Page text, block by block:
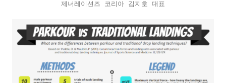
제너레이션즈 코리아 김지호 대표